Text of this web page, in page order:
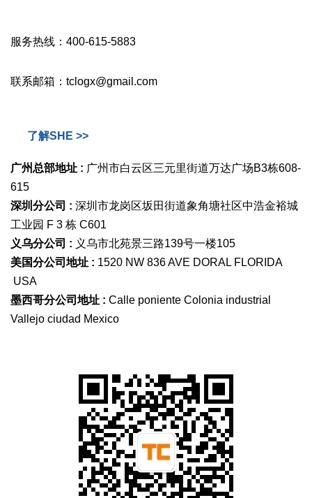
服务热线：400-615-5883
联系邮箱：tclogx@gmail.com
了解SHE >>
广州总部地址 : 广州市白云区三元里街道万达广场B3栋608-
615
深圳分公司 : 深圳市龙岗区坂田街道象角塘社区中浩金裕城
工业园 F 3 栋 C601
义乌分公司 : 义乌市北苑景三路139号一楼105
美国分公司地址 : 1520 NW 836 AVE DORAL FLORIDA
USA
墨西哥分公司地址 : Calle poniente Colonia industrial
Vallejo ciudad Mexico